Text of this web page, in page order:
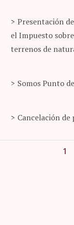
Presentación
el Impuesto
terrenos de
Somos Punto
Cancelación
1